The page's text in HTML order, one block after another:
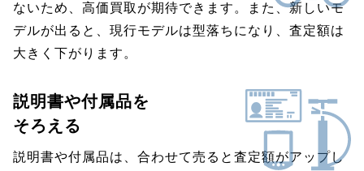
ないため、高価買取が期待できます。また、新しいモ
デルが出ると、現行モデルは型落ちになり、査定額は
大きく下がります。
説明書や付属品を
そろえる
説明書や付属品は、合わせて売ると査定額がアップし